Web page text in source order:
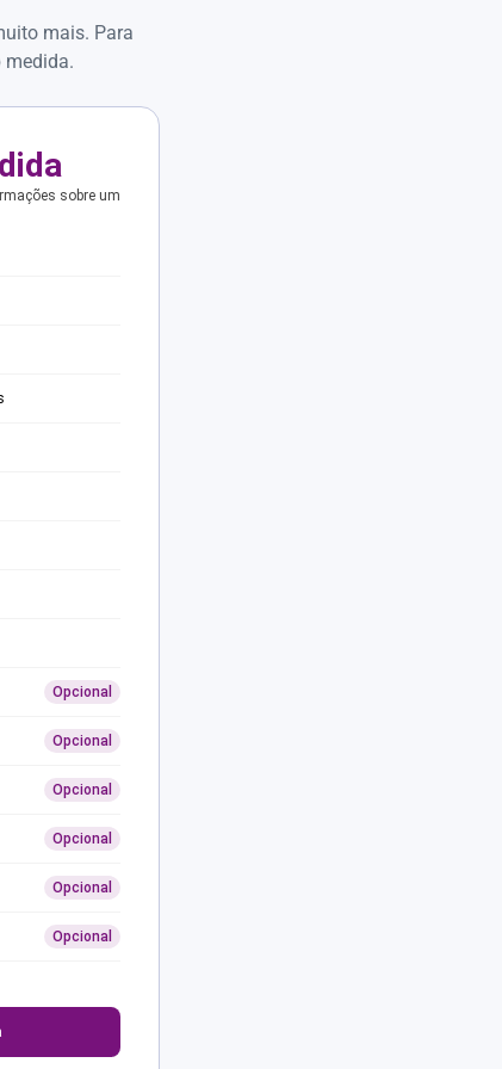
mais. Para
medida.
sobre um
Opcional
Opcional
Opcional
Opcional
Opcional
Opcional